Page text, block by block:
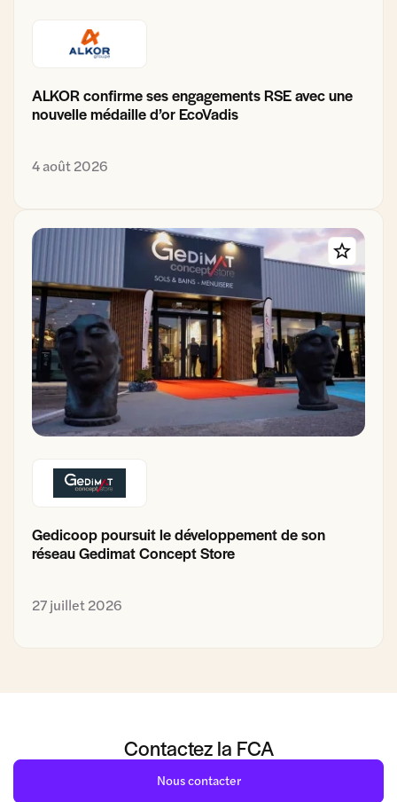
ALKOR confirme ses engagements RSE avec une
nouvelle médaille d’or EcoVadis
4 août 2026
Gedicoop poursuit le développement de son
réseau Gedimat Concept Store
27 juillet 2026
Contactez la FCA
Nous contacter